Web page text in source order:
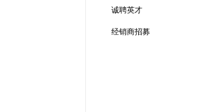
诚聘英才
经销商招募